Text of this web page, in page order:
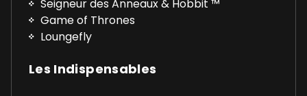
Seigneur des Anneaux & Hobbit ™
Game of Thrones
Loungefly
Les Indispensables